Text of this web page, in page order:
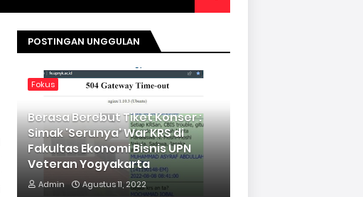
POSTINGAN UNGGULAN
Fokus
Berasa Berebut Tiket Konser :
Simak 'Serunya' War KRS di
Fakultas Ekonomi Bisnis UPN
Veteran Yogyakarta
Admin Agustus 11, 2022